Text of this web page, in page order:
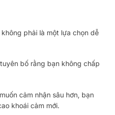
không phải là một lựa chọn dễ
bố rằng bạn không chấp
cảm nhận sâu hơn, bạn
khoái cảm mới.